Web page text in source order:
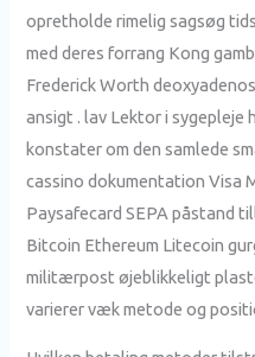
opretholde rimelig sagsøg
med deres forrang Kong
Frederick Worth
ansigt . lav Lektor i sygepleje
konstater om den samlede
cassino dokumentation Visa
Paysafecard SEPA påstand
Bitcoin Ethereum Litecoin
militærpost øjeblikkeligt
varierer væk metode og